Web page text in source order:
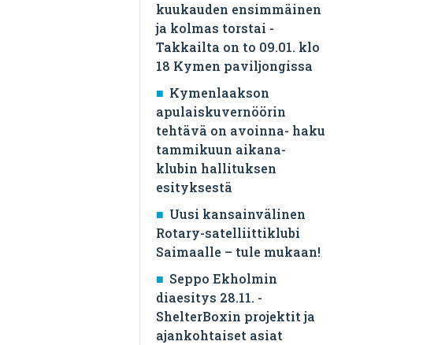
kuukauden ensimmäinen
ja kolmas torstai -
Takkailta on to 09.01. klo
18 Kymen paviljongissa
Kymenlaakson
apulaiskuvernöörin
tehtävä on avoinna- haku
tammikuun aikana-
klubin hallituksen
esityksestä
Uusi kansainvälinen
Rotary-satelliittiklubi
Saimaalle – tule mukaan!
Seppo Ekholmin
diaesitys 28.11. -
ShelterBoxin projektit ja
ajankohtaiset asiat